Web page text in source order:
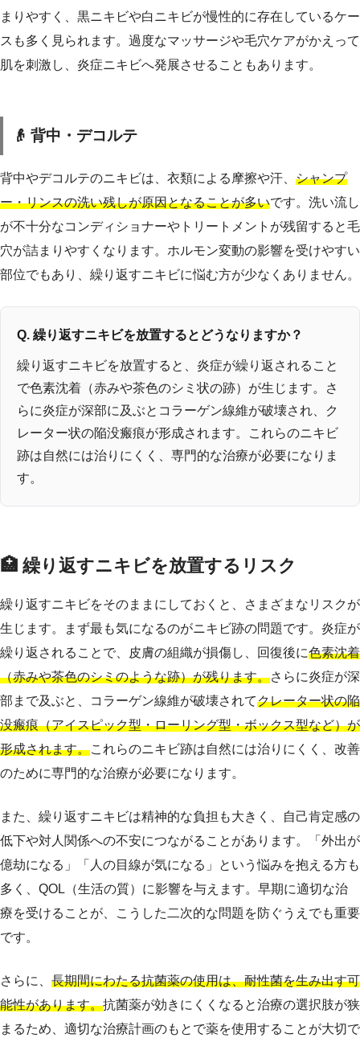
まりやすく、黒ニキビや白ニキビが慢性的に存在しているケー
スも多く見られます。過度なマッサージや毛穴ケアがかえって
肌を刺激し、炎症ニキビへ発展させることもあります。
👴 背中・デコルテ
背中やデコルテのニキビは、衣類による摩擦や汗、 シャンプ
ー・リンスの洗い残しが原因となることが多いです。洗い流し
が不十分なコンディショナーやトリートメントが残留すると毛
穴が詰まりやすくなります。ホルモン変動の影響を受けやすい
部位でもあり、繰り返すニキビに悩む方が少なくありません。
Q. 繰り返すニキビを放置するとどうなりますか？
繰り返すニキビを放置すると、炎症が繰り返されること
で色素沈着（赤みや茶色のシミ状の跡）が生じます。さ
らに炎症が深部に及ぶとコラーゲン線維が破壊され、ク
レーター状の陥没瘢痕が形成されます。これらのニキビ
跡は自然には治りにくく、専門的な治療が必要になりま
す。
🏥 繰り返すニキビを放置するリスク
繰り返すニキビをそのままにしておくと、さまざまなリスクが
生じます。まず最も気になるのがニキビ跡の問題です。炎症が
繰り返されることで、皮膚の組織が損傷し、回復後に色素沈着
（赤みや茶色のシミのような跡）が残ります。さらに炎症が深
部まで及ぶと、コラーゲン線維が破壊されてクレーター状の陥
没瘢痕（アイスピック型・ローリング型・ボックス型など）が
形成されます。これらのニキビ跡は自然には治りにくく、改善
のために専門的な治療が必要になります。
また、繰り返すニキビは精神的な負担も大きく、自己肯定感の
低下や対人関係への不安につながることがあります。「外出が
億劫になる」「人の目線が気になる」という悩みを抱える方も
多く、QOL（生活の質）に影響を与えます。早期に適切な治
療を受けることが、こうした二次的な問題を防ぐうえでも重要
です。
さらに、 長期間にわたる抗菌薬の使用は、耐性菌を生み出す可
能性があります。抗菌薬が効きにくくなると治療の選択肢が狭
まるため、適切な治療計画のもとで薬を使用することが大切で